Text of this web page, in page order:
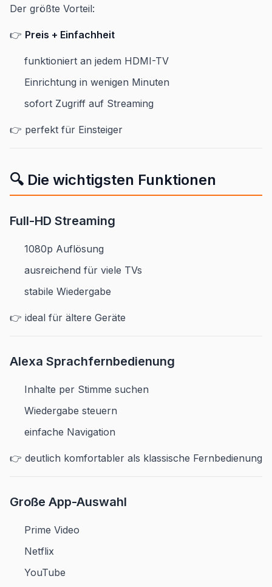
Der größte Vorteil:
👉 Preis + Einfachheit
funktioniert an jedem HDMI-TV
Einrichtung in wenigen Minuten
sofort Zugriff auf Streaming
👉 perfekt für Einsteiger
🔍 Die wichtigsten Funktionen
Full-HD Streaming
1080p Auflösung
ausreichend für viele TVs
stabile Wiedergabe
👉 ideal für ältere Geräte
Alexa Sprachfernbedienung
Inhalte per Stimme suchen
Wiedergabe steuern
einfache Navigation
👉 deutlich komfortabler als klassische Fernbedienung
Große App-Auswahl
Prime Video
Netflix
YouTube